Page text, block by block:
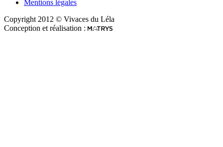
Mentions légales
Copyright 2012 © Vivaces du Léla
Conception et réalisation :